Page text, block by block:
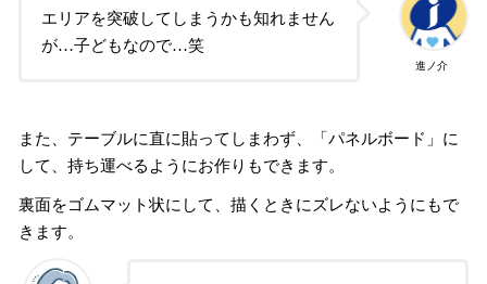
進ノ介
エリアを突破してしまうかも知れません
が…子どもなので…笑
また、テーブルに直に貼ってしまわず、「パネルボード」に
して、持ち運べるようにお作りもできます。
裏面をゴムマット状にして、描くときにズレないようにもで
きます。